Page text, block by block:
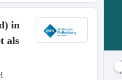
in
als